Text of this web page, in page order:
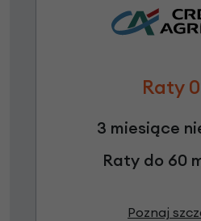
Raty
3 miesiące
Raty do 60
Poznaj